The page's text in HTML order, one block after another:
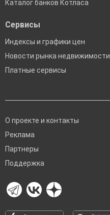
Каталог банков Котласа
Сервисы
Индексы и графики цен
Новости рынка недвижимости
Платные сервисы
О проекте и контакты
Реклама
Партнеры
Поддержка